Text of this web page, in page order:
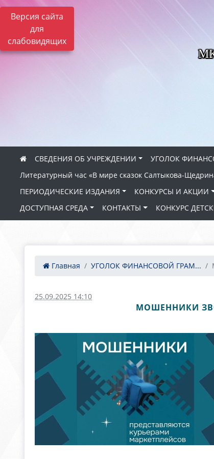
Версия сайта
для
слабовидящих
СВЕДЕНИЯ ОБ УЧРЕЖДЕНИИ УГОЛОК
Литературный час «В мире сказок Салтыкова-
ПЕРИОДИЧЕСКИЕ ИЗДАНИЯ
КОНКУРСЫ И АКЦИИ
ДОСТУПНАЯ СРЕДА
КОНТАКТЫ КОНКУРС
Главная УГОЛОК ФИНАНСОВОЙ ГРАМ...
25.09.2025 14:10
МОШЕННИКИ